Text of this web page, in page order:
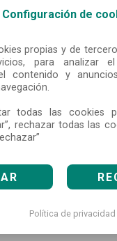
Configuración de
propias y de
para analizar
contenido y
todas las cookies
rechazar todas las
Política de privacidad